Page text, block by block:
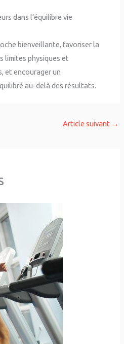
dans l’équilibre vie
bienveillante, favoriser la
limites physiques et
et encourager un
au-delà des résultats.
Article suivant →